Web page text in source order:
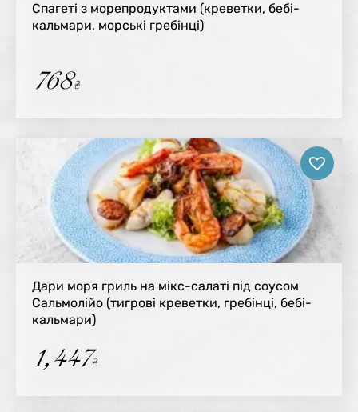
Спагеті з морепродуктами (креветки, бебі-
кальмари, морські гребінці)
768₴
Дари моря гриль на мікс-салаті під соусом
Сальмолійо (тигрові креветки, гребінці, бебі-
кальмари)
1,447₴